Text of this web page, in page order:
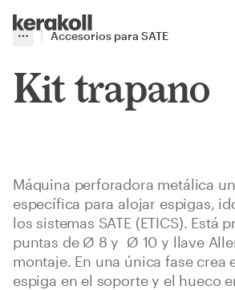
Go to Homepage
More
Toggle menu
Accesorios para SATE
Kit trapano
Máquina perforadora metálica
específica para alojar espigas,
los sistemas SATE (ETICS). Está
puntas de Ø 8 y Ø 10 y llave
montaje. En una única fase crea
espiga en el soporte y el hueco